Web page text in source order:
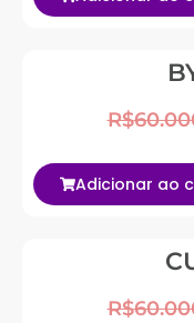
R$
Adicionar ao
R$